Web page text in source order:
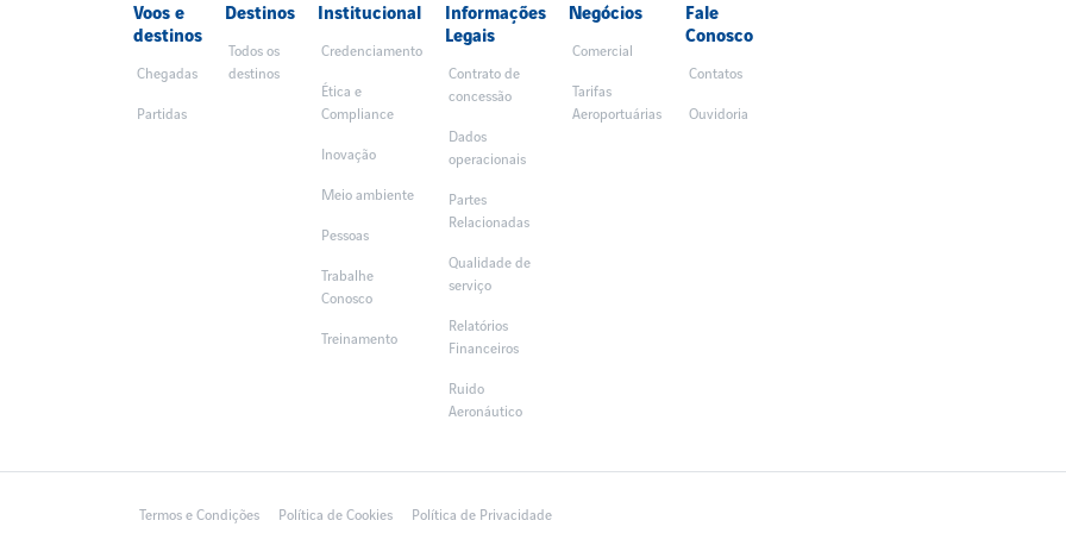
Voos e
destinos
Chegadas
Partidas
Destinos
Todos os
destinos
Institucional
Credenciamento
Ética e
Compliance
Inovação
Meio ambiente
Pessoas
Trabalhe
Conosco
Treinamento
Informações
Legais
Contrato de
concessão
Dados
operacionais
Partes
Relacionadas
Qualidade de
serviço
Relatórios
Financeiros
Ruido
Aeronáutico
Negócios
Comercial
Tarifas
Aeroportuárias
Fale
Conosco
Contatos
Ouvidoria
Termos e Condições Política de Cookies Política de Privacidade